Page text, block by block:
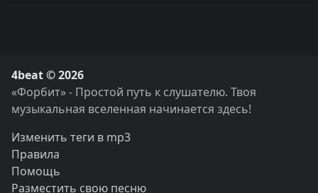
4beat © 2026
«Форбит» - Простой путь к слушателю. Твоя
музыкальная вселенная начинается здесь!
Изменить теги в mp3
Правила
Помощь
Разместить свою песню